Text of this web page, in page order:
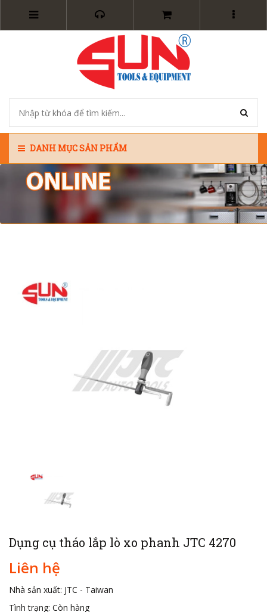
DANH MỤC SẢN PHẨM
Dụng cụ tháo lắp lò xo phanh JTC 4270
Liên hệ
Nhà sản xuất: JTC - Taiwan
Tình trạng: Còn hàng